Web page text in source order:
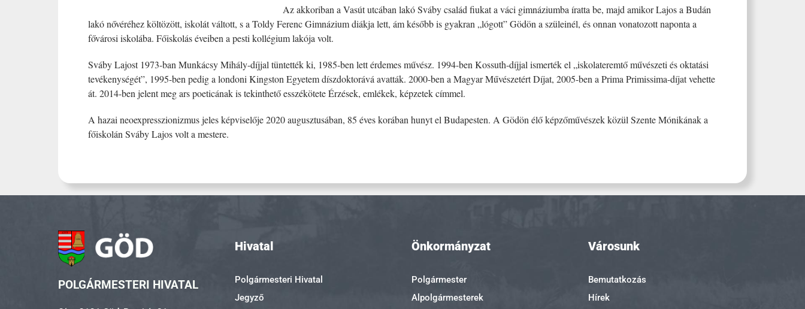
Az akkoriban a Vasút utcában lakó Sváby család fiukat a váci gimnáziumba íratta be, majd amikor Lajos a Budán
lakó nővéréhez költözött, iskolát váltott, s a Toldy Ferenc Gimnázium diákja lett, ám később is gyakran „lógott” Gödön a szüleinél, és onnan vonatozott naponta a
fővárosi iskolába. Főiskolás éveiben a pesti kollégium lakója volt.
Sváby Lajost 1973-ban Munkácsy Mihály-díjjal tüntették ki, 1985-ben lett érdemes művész. 1994-ben Kossuth-díjjal ismerték el „iskolateremtő művészeti és oktatási
tevékenységét”, 1995-ben pedig a londoni Kingston Egyetem díszdoktorává avatták. 2000-ben a Magyar Művészetért Díjat, 2005-ben a Prima Primissima-díjat vehette
át. 2014-ben jelent meg ars poeticának is tekinthető esszékötete Érzések, emlékek, képzetek címmel.
A hazai neoexpresszionizmus jeles képviselője 2020 augusztusában, 85 éves korában hunyt el Budapesten. A Gödön élő képzőművészek közül Szente Mónikának a
főiskolán Sváby Lajos volt a mestere.
POLGÁRMESTERI HIVATAL
Hivatal
Polgármesteri Hivatal
Jegyző
Önkormányzat
Polgármester
Alpolgármesterek
Városunk
Bemutatkozás
Hírek